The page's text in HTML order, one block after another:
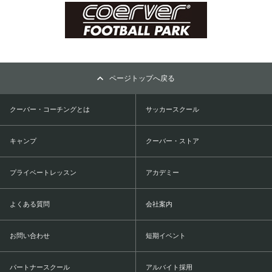
ページトップへ戻る
クーバー・コーチングとは サッカースクール
キャンプ クーバー・ストア
プライベートレッスン アカデミー
よくある質問 会社案内
お問い合わせ 短期イベント
パートナースクール アルバイト採用